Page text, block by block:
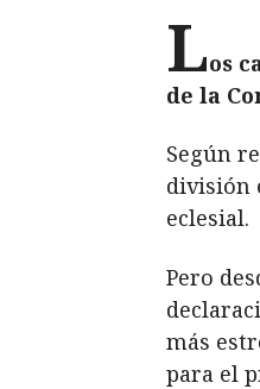
Los
de la
Según
división
eclesial.
Pero
más
para el